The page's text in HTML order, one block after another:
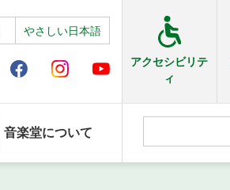
やさしい日本語
アクセシビリテ
ィ
音楽堂について